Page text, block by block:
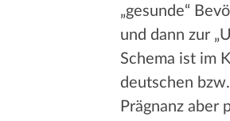
„gesunde“
und dann zur
Schema ist im
deutschen
Prägnanz aber